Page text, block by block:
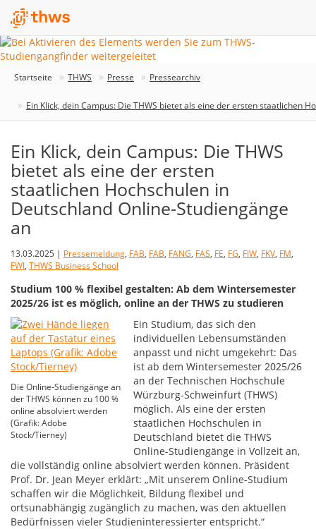
Startseite THWS Presse Pressearchiv
Ein Klick, dein Campus: Die THWS bietet als eine der ersten staatlichen
Ein Klick, dein Campus: Die THWS
bietet als eine der ersten
staatlichen Hochschulen in
Deutschland Online-Studiengänge
an
13.03.2025 | Pressemeldung, FAB, FAB, FANG, FAS, FE, FG, FIW, FKV, FM,
FWI, THWS Business School
Studium 100 % flexibel gestalten: Ab dem Wintersemester
2025/26 ist es möglich, online an der THWS zu studieren
Die Online-Studiengänge an
der THWS können zu 100 %
online absolviert werden
(Grafik: Adobe
Stock/Tierney)
Ein Studium, das sich den
individuellen Lebensumständen
anpasst und nicht umgekehrt: Das
ist ab dem Wintersemester 2025/26
an der Technischen Hochschule
Würzburg-Schweinfurt (THWS)
möglich. Als eine der ersten
staatlichen Hochschulen in
Deutschland bietet die THWS
Online-Studiengänge in Vollzeit an,
die vollständig online absolviert werden können. Präsident
Prof. Dr. Jean Meyer erklärt: „Mit unserem Online-Studium
schaffen wir die Möglichkeit, Bildung flexibel und
ortsunabhängig zugänglich zu machen, was den aktuellen
Bedürfnissen vieler Studieninteressierter entspricht.“